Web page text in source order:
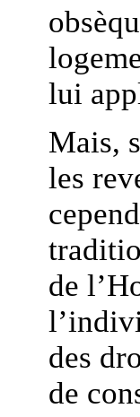
lui
Mais,
les
de
des
de